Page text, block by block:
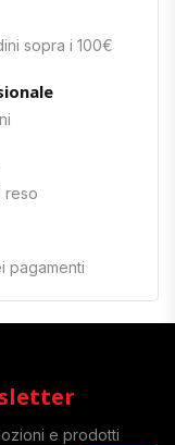
sopra i 100€
reso
pagamenti
e prodotti